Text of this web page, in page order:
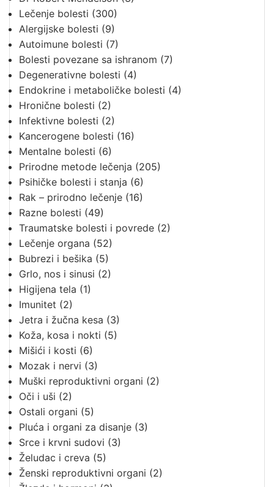
Lečenje bolesti (300)
Alergijske bolesti (9)
Autoimune bolesti (7)
Bolesti povezane sa ishranom (7)
Degenerativne bolesti (4)
Endokrine i metaboličke bolesti (4)
Hronične bolesti (2)
Infektivne bolesti (2)
Kancerogene bolesti (16)
Mentalne bolesti (6)
Prirodne metode lečenja (205)
Psihičke bolesti i stanja (6)
Rak – prirodno lečenje (16)
Razne bolesti (49)
Traumatske bolesti i povrede (2)
Lečenje organa (52)
Bubrezi i bešika (5)
Grlo, nos i sinusi (2)
Higijena tela (1)
Imunitet (2)
Jetra i žučna kesa (3)
Koža, kosa i nokti (5)
Mišići i kosti (6)
Mozak i nervi (3)
Muški reproduktivni organi (2)
Oči i uši (2)
Ostali organi (5)
Pluća i organi za disanje (3)
Srce i krvni sudovi (3)
Želudac i creva (5)
Ženski reproduktivni organi (2)